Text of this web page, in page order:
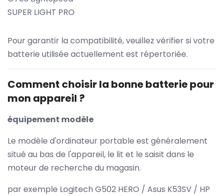
SUPER LIGHT PRO
Pour garantir la compatibilité, veuillez vérifier si votre
batterie utilisée actuellement est répertoriée.
Comment choisir la bonne batterie pour
mon appareil ?
équipement modèle
Le modèle d'ordinateur portable est généralement
situé au bas de l'appareil, le lit et le saisit dans le
moteur de recherche du magasin.
par exemple Logitech G502 HERO / Asus K53SV / HP